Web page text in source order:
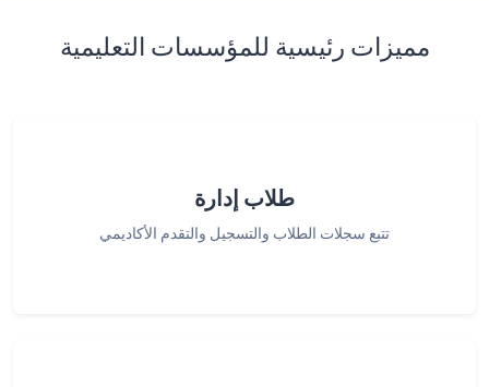
مميزات رئيسية للمؤسسات التعليمية
طلاب إدارة
تتبع سجلات الطلاب والتسجيل والتقدم الأكاديمي